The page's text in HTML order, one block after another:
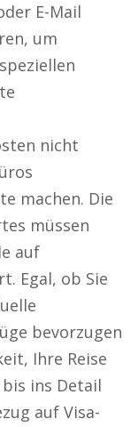
E-Mail
um
nicht
machen. Die
müssen
auf
Egal, ob Sie
bevorzugen
Ihre Reise
ins Detail
auf Visa-